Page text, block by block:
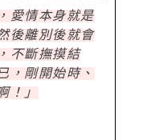
愛情本身就是
後離別後就會
不斷撫摸結
，剛開始時、
！」